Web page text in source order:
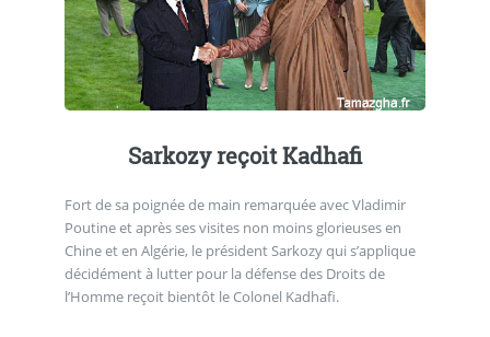
Sarkozy reçoit Kadhafi
Fort de sa poignée de main remarquée avec Vladimir
Poutine et après ses visites non moins glorieuses en
Chine et en Algérie, le président Sarkozy qui s’applique
décidément à lutter pour la défense des Droits de
l’Homme reçoit bientôt le Colonel Kadhafi.